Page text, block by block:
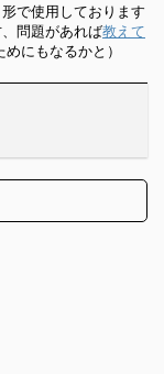
で使用しております
問題があれば教えて
にもなるかと）